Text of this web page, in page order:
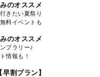
のオススメ
きたい夏祭り
料イベントも
のオススメ
プラリー♪
情報も！
割プラン】